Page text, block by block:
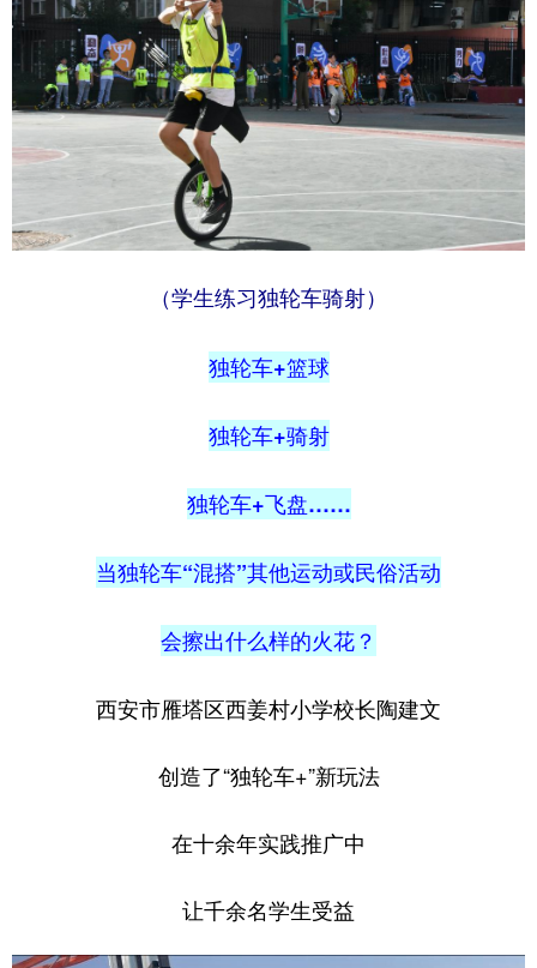
（学生练习独轮车骑射）
独轮车+篮球
独轮车+骑射
独轮车+飞盘……
当独轮车“混搭”其他运动或民俗活动
会擦出什么样的火花？
西安市雁塔区西姜村小学校长陶建文
创造了“独轮车+”新玩法
在十余年实践推广中
让千余名学生受益